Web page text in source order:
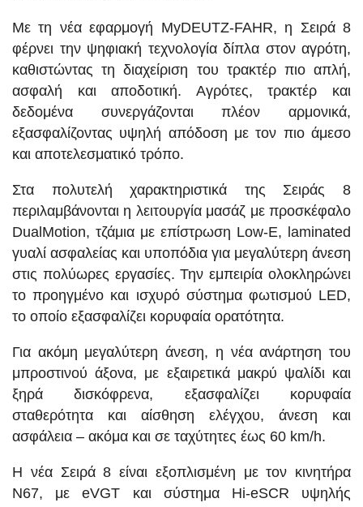
Με τη νέα εφαρμογή MyDEUTZ-FAHR, η Σειρά 8
φέρνει την ψηφιακή τεχνολογία δίπλα στον αγρότη,
καθιστώντας τη διαχείριση του τρακτέρ πιο απλή,
ασφαλή και αποδοτική. Αγρότες, τρακτέρ και
δεδομένα συνεργάζονται πλέον αρμονικά,
εξασφαλίζοντας υψηλή απόδοση με τον πιο άμεσο
και αποτελεσματικό τρόπο.
Στα πολυτελή χαρακτηριστικά της Σειράς 8
περιλαμβάνονται η λειτουργία μασάζ με προσκέφαλο
DualMotion, τζάμια με επίστρωση Low-E, laminated
γυαλί ασφαλείας και υποπόδια για μεγαλύτερη άνεση
στις πολύωρες εργασίες. Την εμπειρία ολοκληρώνει
το προηγμένο και ισχυρό σύστημα φωτισμού LED,
το οποίο εξασφαλίζει κορυφαία ορατότητα.
Για ακόμη μεγαλύτερη άνεση, η νέα ανάρτηση του
μπροστινού άξονα, με εξαιρετικά μακρύ ψαλίδι και
ξηρά δισκόφρενα, εξασφαλίζει κορυφαία
σταθερότητα και αίσθηση ελέγχου, άνεση και
ασφάλεια – ακόμα και σε ταχύτητες έως 60 km/h.
Η νέα Σειρά 8 είναι εξοπλισμένη με τον κινητήρα
N67, με eVGT και σύστημα Hi-eSCR υψηλής